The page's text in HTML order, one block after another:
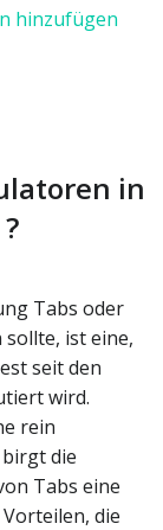
hinzufügen
in
Tabs oder
ist eine,
seit den
wird.
rein
die
Tabs eine
die